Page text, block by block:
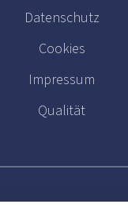
Datenschutz
Cookies
Impressum
Qualität